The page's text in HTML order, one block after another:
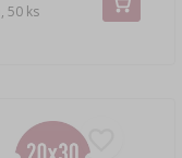
50 ks